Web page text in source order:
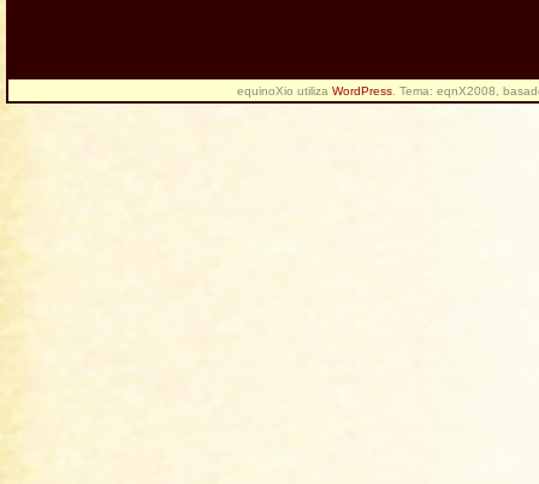
equinoXio utiliza WordPress . Tema: eqnX2008,